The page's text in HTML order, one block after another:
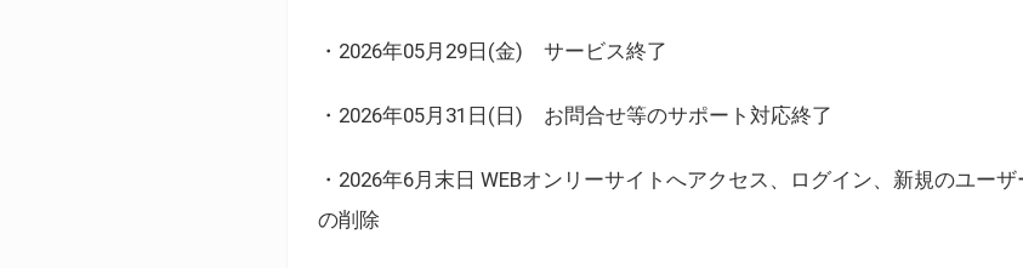
・2026年05月29日(金) サービス終了
・2026年05月31日(日) お問合せ等のサポート対応終了
・2026年6月末日 WEBオンリーサイトへアクセス、ログイン、新規のユー
の削除